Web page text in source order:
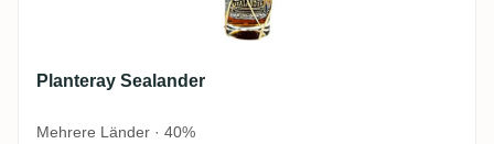
Planteray Sealander
Mehrere Länder · 40%